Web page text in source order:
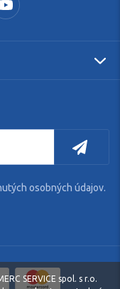
osobných údajov.
SERVICE spol. s r.o.